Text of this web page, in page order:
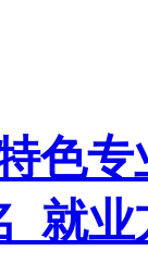
色
_就业